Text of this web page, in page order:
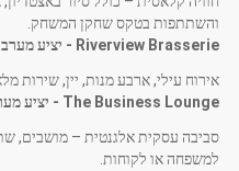
והשתתפות בטקס שחקן המשחק.
Riverview Brasserie - יציע מערבי - מ
אירוח עילי, ארבע מנות, יין, שירות
The Business Lounge - יציע מערבי - מ
סביבה עסקית אלגנטית – מושבים,
למשפחה או לקוחות.